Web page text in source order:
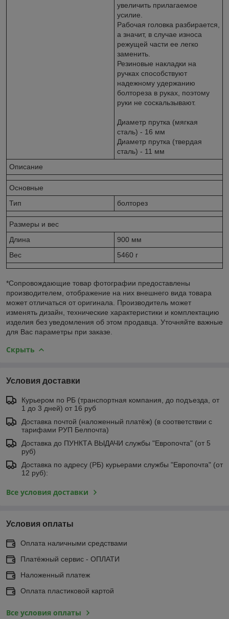
увеличить прилагаемое
усилие.
Рабочая головка разбирается,
а значит, в случае износа
режущей части ее легко
заменить.
Резиновые накладки на
ручках способствуют
надежному удержанию
болтореза в руках, поэтому
руки не соскальзывают.
Диаметр прутка (мягкая
сталь) - 16 мм
Диаметр прутка (твердая
сталь) - 11 мм
Описание
Основные
Тип
болторез
Размеры и вес
Длина
900 мм
Вес
5460 г
*Сопровождающие товар фотографии предоставлены
производителем, отображение на них внешнего вида товара
может отличаться от оригинала. Производитель может
изменять дизайн, технические характеристики и комплектацию
изделия без уведомления об этом продавца. Уточняйте важные
для Вас параметры при заказе.
Скрыть
Условия доставки
Курьером по РБ (транспортная компания, до подъезда, от
1 до 3 дней) от 16 руб
Доставка почтой (наложенный платёж) (в соответствии с
тарифами РУП Белпочта)
Доставка до ПУНКТА ВЫДАЧИ службы "Европочта" (от 5
руб)
Доставка по адресу (РБ) курьерами службы "Европочта" (от
12 руб):
Все условия доставки
Условия оплаты
Оплата наличными средствами
Платёжный сервис - ОПЛАТИ
Наложенный платеж
Оплата пластиковой картой
Все условия оплаты